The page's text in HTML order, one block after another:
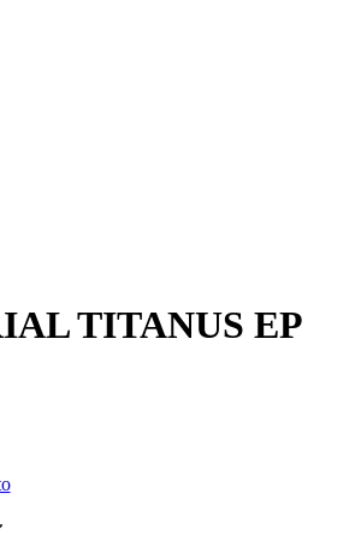
TITANUS EP